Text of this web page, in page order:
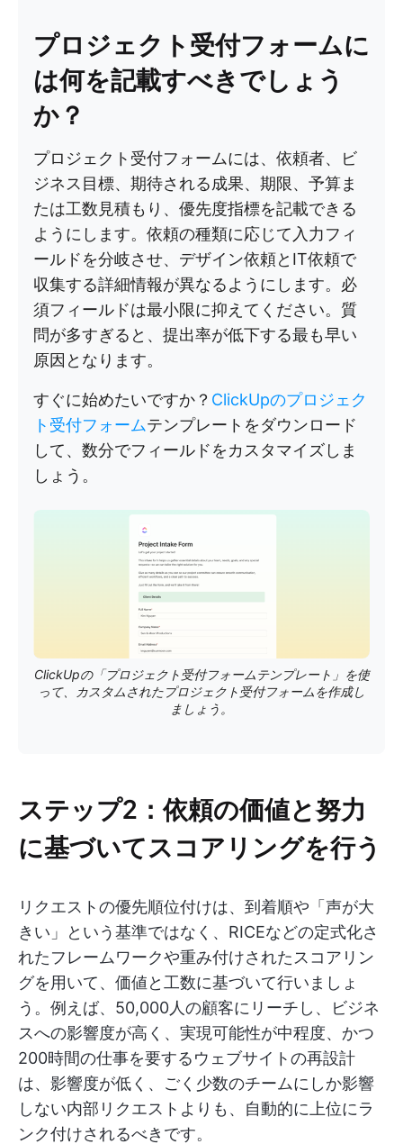
プロジェクト受付フォームに
は何を記載すべきでしょう
か？
プロジェクト受付フォームには、依頼者、ビ
ジネス目標、期待される成果、期限、予算ま
たは工数見積もり、優先度指標を記載できる
ようにします。依頼の種類に応じて入力フィ
ールドを分岐させ、デザイン依頼とIT依頼で
収集する詳細情報が異なるようにします。必
須フィールドは最小限に抑えてください。質
問が多すぎると、提出率が低下する最も早い
原因となります。
すぐに始めたいですか？ ClickUpのプロジェク
ト受付フォームテンプレートをダウンロード
して、数分でフィールドをカスタマイズしま
しょう。
ClickUpの「プロジェクト受付フォームテンプレート」を使
って、カスタムされたプロジェクト受付フォームを作成し
ましょう。
ステップ2：依頼の価値と努力
に基づいてスコアリングを行う
リクエストの優先順位付けは、到着順や「声が大
きい」という基準ではなく、RICEなどの定式化さ
れたフレームワークや重み付けされたスコアリン
グを用いて、価値と工数に基づいて行いましょ
う。例えば、50,000人の顧客にリーチし、ビジネ
スへの影響度が高く、実現可能性が中程度、かつ
200時間の仕事を要するウェブサイトの再設計
は、影響度が低く、ごく少数のチームにしか影響
しない内部リクエストよりも、自動的に上位にラ
ンク付けされるべきです。